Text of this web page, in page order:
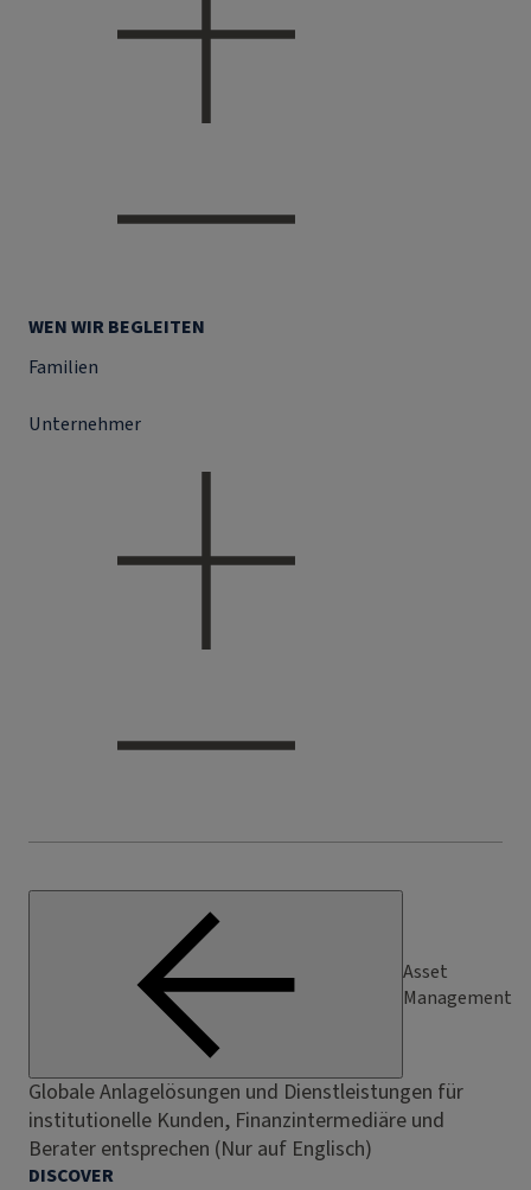
WEN WIR BEGLEITEN
Familien
Unternehmer
Asset
Management
Globale Anlagelösungen und Dienstleistungen für
institutionelle Kunden, Finanzintermediäre und
Berater entsprechen (Nur auf Englisch)
DISCOVER